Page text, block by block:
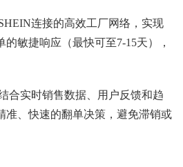
连接的高效工厂网络，实现
敏捷响应（最快可至7-15天），
合实时销售数据、用户反馈和趋
准、快速的翻单决策，避免滞销或